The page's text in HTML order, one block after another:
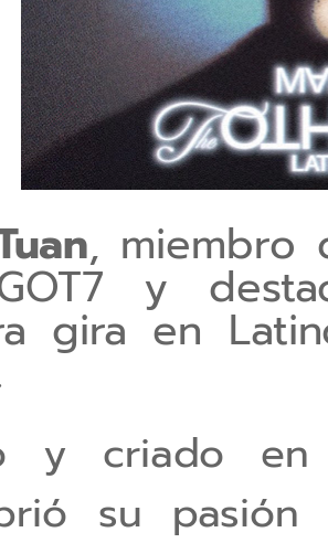
, miembro
y
gira en
y criado en
su